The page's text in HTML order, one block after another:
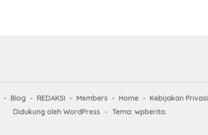
Blog REDAKSI Members Home
Kebijakan Privasi
Didukung oleh WordPress
- Tema: wpberita.